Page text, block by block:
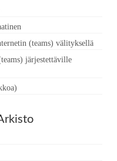
(teams) välityksellä
järjestettäville